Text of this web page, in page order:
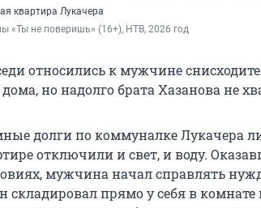
квартира Лукачера
«Ты не поверишь» (16+), НТВ, 2026 год
относились к мужчине
но надолго брата Хазанова не
долги по коммуналке Лукачера
отключили и свет, и воду.
мужчина начал справлять
складировал прямо у себя в комнате